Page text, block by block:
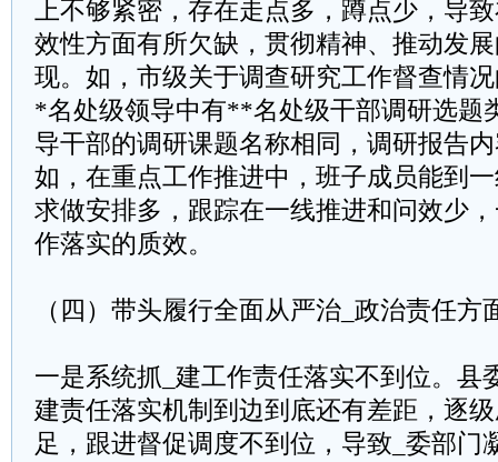
上不够紧密，存在走点多，蹲点少，导
效性方面有所欠缺，贯彻精神、推动发
现。如，市级关于调查研究工作督查情
*名处级领导中有**名处级干部调研选题
导干部的调研课题名称相同，调研报告
如，在重点工作推进中，班子成员能到
求做安排多，跟踪在一线推进和问效少
作落实的质效。
（四）带头履行全面从严治_政治责任方
一是系统抓_建工作责任落实不到位。县
建责任落实机制到边到底还有差距，逐
足，跟进督促调度不到位，导致_委部门